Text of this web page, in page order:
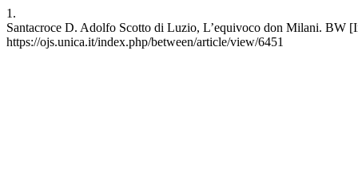
1.
Santacroce D. Adolfo Scotto di Luzio, L’equivoco don Milani. BW
https://ojs.unica.it/index.php/between/article/view/6451